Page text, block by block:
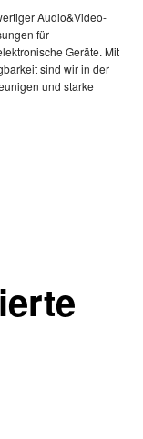
Audio&Video-
für
Geräte. Mit
sind wir in der
und starke